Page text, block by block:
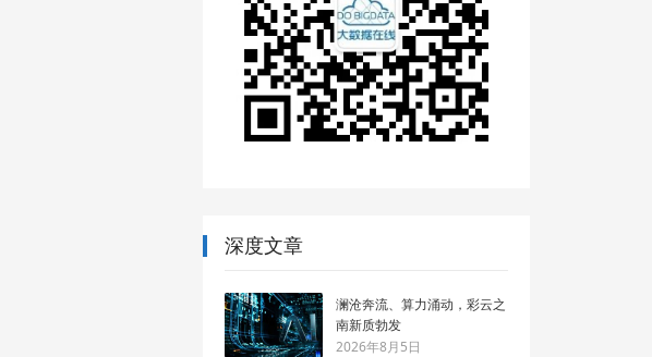
深度文章
澜沧奔流、算力涌动，彩云之
南新质勃发
2026年8月5日